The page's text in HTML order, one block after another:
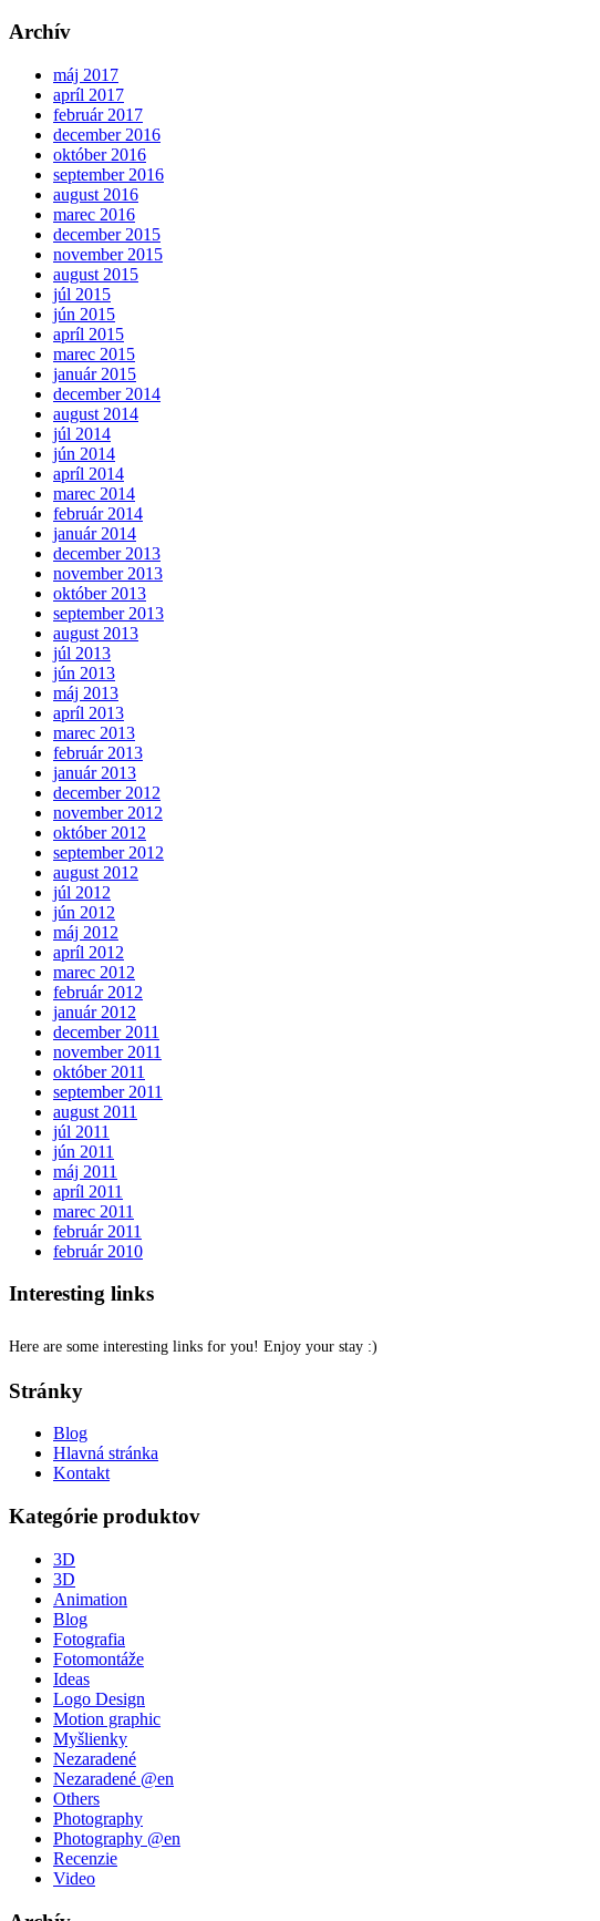
Archív
máj 2017
apríl 2017
február 2017
december 2016
október 2016
september 2016
august 2016
marec 2016
december 2015
november 2015
august 2015
júl 2015
jún 2015
apríl 2015
marec 2015
január 2015
december 2014
august 2014
júl 2014
jún 2014
apríl 2014
marec 2014
február 2014
január 2014
december 2013
november 2013
október 2013
september 2013
august 2013
júl 2013
jún 2013
máj 2013
apríl 2013
marec 2013
február 2013
január 2013
december 2012
november 2012
október 2012
september 2012
august 2012
júl 2012
jún 2012
máj 2012
apríl 2012
marec 2012
február 2012
január 2012
december 2011
november 2011
október 2011
september 2011
august 2011
júl 2011
jún 2011
máj 2011
apríl 2011
marec 2011
február 2011
február 2010
Interesting links
Here are some interesting links for you! Enjoy your stay :)
Stránky
Blog
Hlavná stránka
Kontakt
Kategórie produktov
3D
3D
Animation
Blog
Fotografia
Fotomontáže
Ideas
Logo Design
Motion graphic
Myšlienky
Nezaradené
Nezaradené @en
Others
Photography
Photography @en
Recenzie
Video